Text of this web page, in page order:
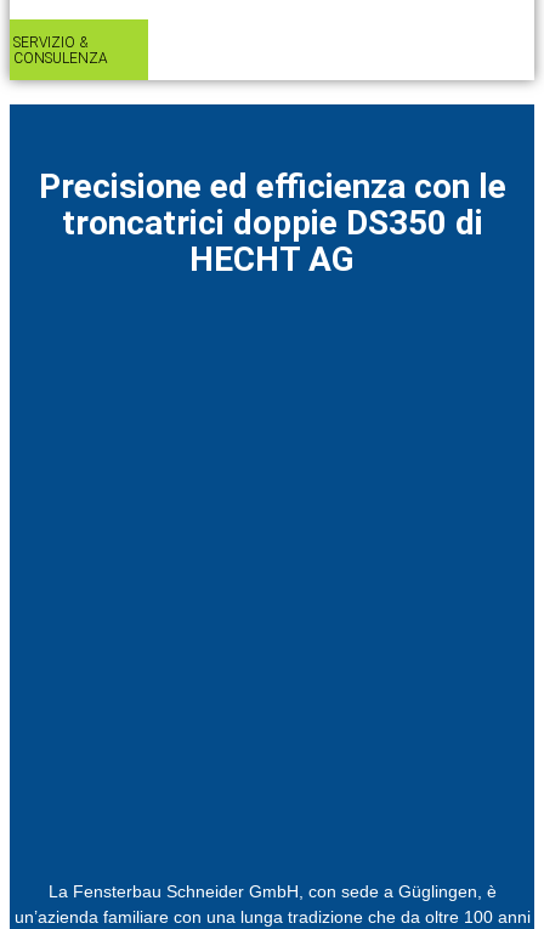
SERVIZIO &
CONSULENZA​
Precisione ed efficienza con le
troncatrici doppie DS350 di
HECHT AG
La Fensterbau Schneider GmbH, con sede a Güglingen, è
un’azienda familiare con una lunga tradizione che da oltre 100 anni